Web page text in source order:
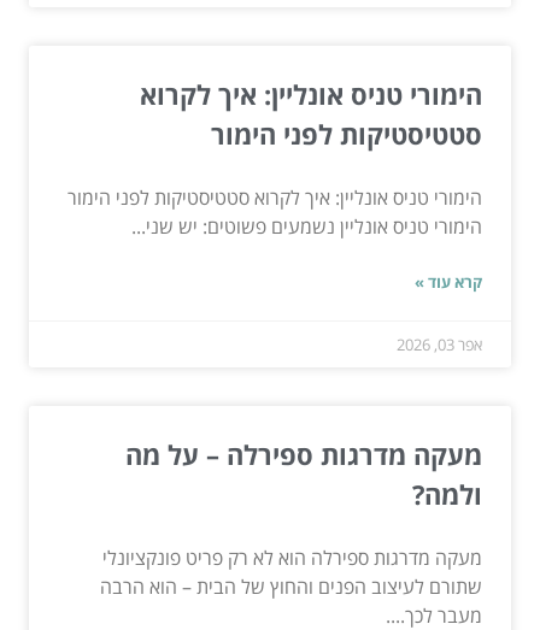
הימורי טניס אונליין: איך לקרוא
סטטיסטיקות לפני הימור
הימורי טניס אונליין: איך לקרוא סטטיסטיקות לפני הימור
הימורי טניס אונליין נשמעים פשוטים: יש שני...
קרא עוד »
אפר 03, 2026
מעקה מדרגות ספירלה – על מה
ולמה?
מעקה מדרגות ספירלה הוא לא רק פריט פונקציונלי
שתורם לעיצוב הפנים והחוץ של הבית – הוא הרבה
מעבר לכך....